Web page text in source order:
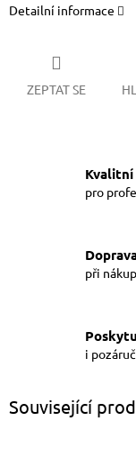
Detailní informace
ZEPTAT SE
pro
při
i
Související